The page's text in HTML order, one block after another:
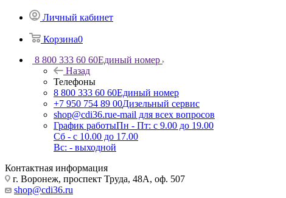
Личный кабинет
Корзина0
8 800 333 60 60Единый номер
Назад
Телефоны
8 800 333 60 60Единый номер
+7 950 754 89 00Дизельный сервис
shop@cdi36.rue-mail для всех вопросов
График работыПн - Пт: с 9.00 до 19.00
Сб - с 10.00 до 17.00
Вс: - выходной
Контактная информация
г. Воронеж, проспект Труда, 48А, оф. 507
shop@cdi36.ru